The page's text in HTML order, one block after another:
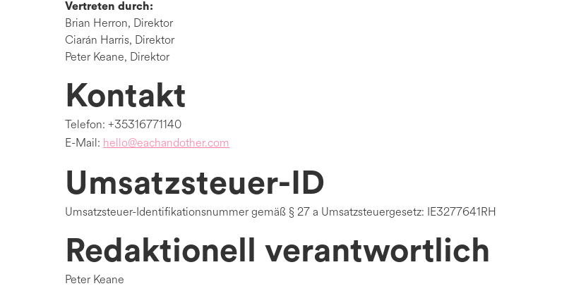
Vertreten durch:
Brian Herron, Direktor
Ciarán Harris, Direktor
Peter Keane, Direktor
Kontakt
Telefon: +35316771140
E-Mail: hello@eachandother.com
Umsatzsteuer-ID
Umsatzsteuer-Identifikationsnummer gemäß § 27 a Umsatzsteuergesetz: IE3277641RH
Redaktionell verantwortlich
Peter Keane